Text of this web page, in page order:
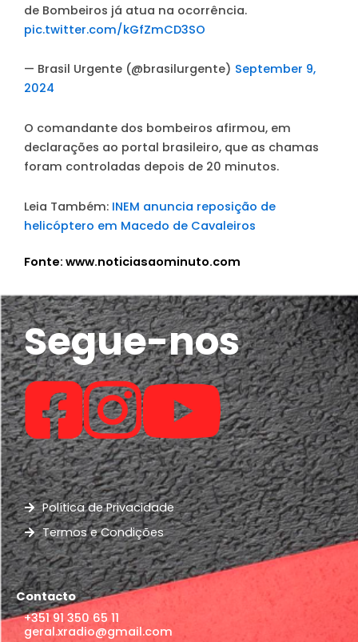
de Bombeiros já atua na ocorrência.
pic.twitter.com/kGfZmCD3SO
— Brasil Urgente (@brasilurgente) September 9,
2024
O comandante dos bombeiros afirmou, em
declarações ao portal brasileiro, que as chamas
foram controladas depois de 20 minutos.
Leia Também: INEM anuncia reposição de
helicóptero em Macedo de Cavaleiros
Fonte: www.noticiasaominuto.com
Segue-nos
Política de Privacidade
Termos e Condições
Contacto
+351 91 350 65 11
geral.xradio@gmail.com